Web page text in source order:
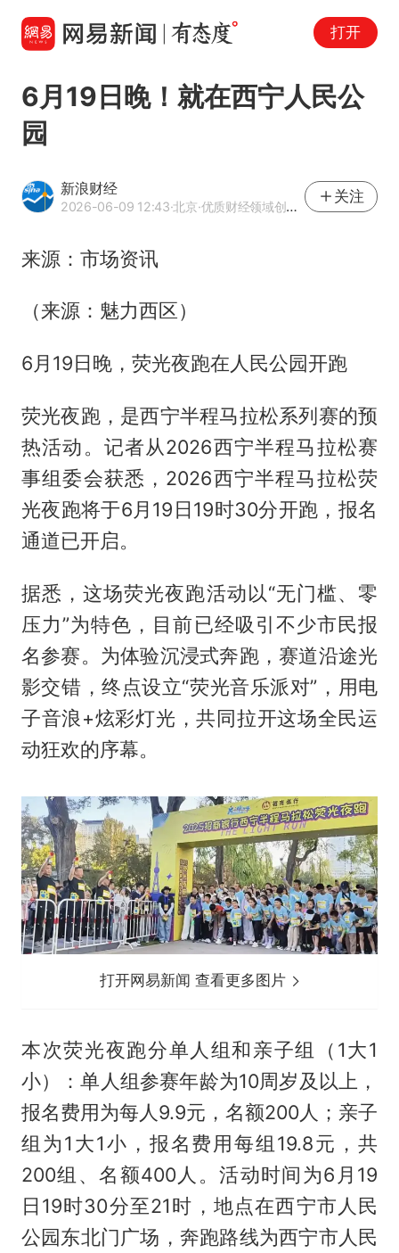
打开
6月19日晚！就在西宁人民公
园
新浪财经
2026-06-09 12:43·北京·优质财经领域创作者
关注
来源：市场资讯
（来源：魅力西区）
6月19日晚，荧光夜跑在人民公园开跑
荧光夜跑，是西宁半程马拉松系列赛的预
热活动。记者从2026西宁半程马拉松赛
事组委会获悉，2026西宁半程马拉松荧
光夜跑将于6月19日19时30分开跑，报名
通道已开启。
据悉，这场荧光夜跑活动以“无门槛、零
压力”为特色，目前已经吸引不少市民报
名参赛。为体验沉浸式奔跑，赛道沿途光
影交错，终点设立“荧光音乐派对”，用电
子音浪+炫彩灯光，共同拉开这场全民运
动狂欢的序幕。
打开网易新闻 查看更多图片
本次荧光夜跑分单人组和亲子组（1大1
小）：单人组参赛年龄为10周岁及以上，
报名费用为每人9.9元，名额200人；亲子
组为1大1小，报名费用每组19.8元，共
200组、名额400人。活动时间为6月19
日19时30分至21时，地点在西宁市人民
公园东北门广场，奔跑路线为西宁市人民